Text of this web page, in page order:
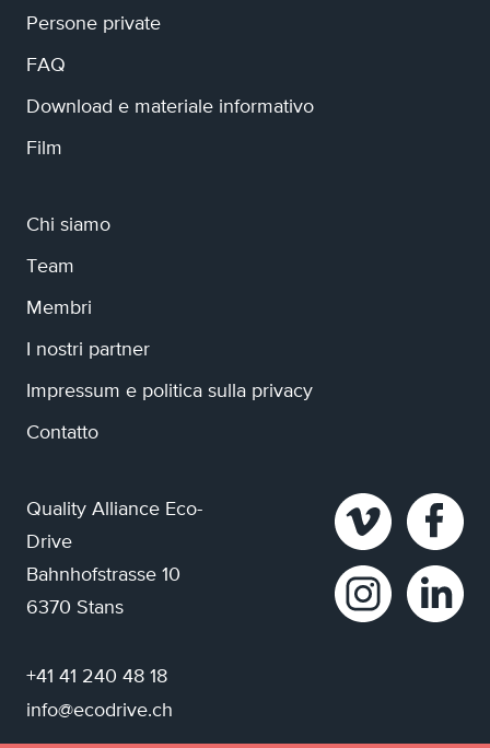
Persone private
FAQ
Download e materiale informativo
Film
Chi siamo
Team
Membri
I nostri partner
Impressum e politica sulla privacy
Contatto
Quality Alliance Eco-
Drive
Bahnhofstrasse 10
6370 Stans
+41 41 240 48 18
info@ecodrive.ch